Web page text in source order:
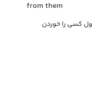
from them
کسی را خوردن